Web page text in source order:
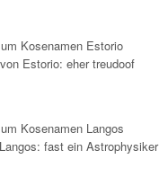
Kosenamen Estorio
Estorio: eher treudoof
Kosenamen Langos
fast ein Astrophysiker